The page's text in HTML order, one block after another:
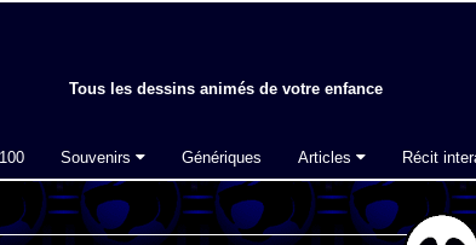
Tous les dessins animés de votre enfance
Souvenirs Génériques Articles Récit